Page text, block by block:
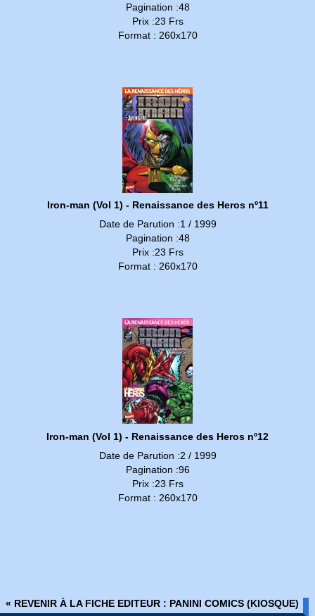
Pagination :48
Prix :23 Frs
Format : 260x170
Iron-man (Vol 1) - Renaissance des Heros nº11
Date de Parution :1 / 1999
Pagination :48
Prix :23 Frs
Format : 260x170
Iron-man (Vol 1) - Renaissance des Heros nº12
Date de Parution :2 / 1999
Pagination :96
Prix :23 Frs
Format : 260x170
« REVENIR À LA FICHE EDITEUR : PANINI COMICS (KIOSQUE)